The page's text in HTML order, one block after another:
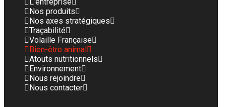
Nos produits
Nos axes stratégiques
Traçabilité
Volaille Française
Bien-être animal
Atouts nutritionnels
Environnement
Nous rejoindre
Nous contacter